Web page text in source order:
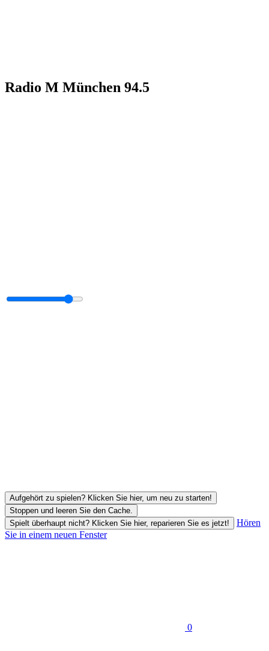
Radio M München 94.5
Aufgehört zu spielen? Klicken Sie hier, um neu zu starten!
Stoppen und leeren Sie den Cache.
Spielt überhaupt nicht? Klicken Sie hier, reparieren Sie es jetzt!
Hören
Sie in einem neuen Fenster
0